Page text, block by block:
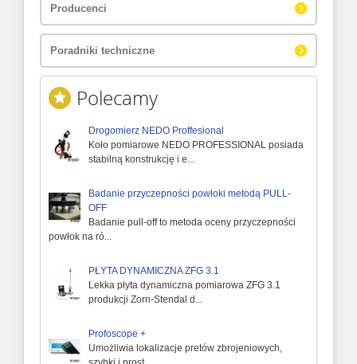
Producenci
Poradniki techniczne
Polecamy
Drogomierz NEDO Proffesional
Koło pomiarowe NEDO PROFESSIONAL posiada
stabilną konstrukcję i e...
Badanie przyczepności powłoki metodą PULL-
OFF
Badanie pull-off to metoda oceny przyczepności
powłok na ró...
PŁYTA DYNAMICZNA ZFG 3.1
Lekka płyta dynamiczna pomiarowa ZFG 3.1
produkcji Zorn-Stendal d...
Profoscope +
Umożliwia lokalizacje pretów zbrojeniowych,